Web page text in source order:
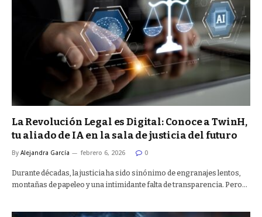
La Revolución Legal es Digital: Conoce a TwinH,
tu aliado de IA en la sala de justicia del futuro
By Alejandra García febrero 6, 2026 0
Durante décadas, la justicia ha sido sinónimo de engranajes lentos,
montañas de papeleo y una intimidante falta de transparencia. Pero…